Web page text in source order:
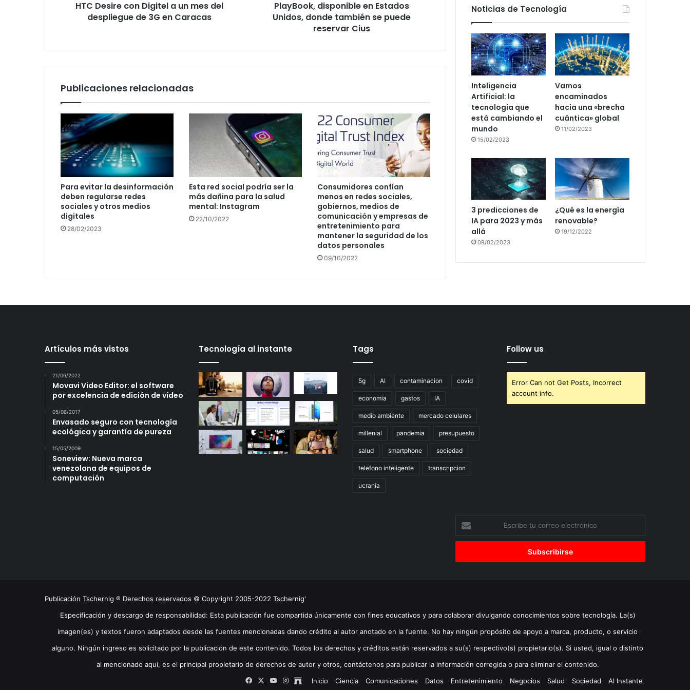
HTC Desire con Digitel a un mes del
despliegue de 3G en Caracas
reservarPlayBook, disponible en Estados
Unidos, donde también se puede
reservar Cius
Publicaciones relacionadas
Para evitar la desinformación
deben regularse redes
sociales y otros medios
digitales
28/02/2023
Esta red social podría ser la
más dañina para la salud
mental: Instagram
22/10/2022
Consumidores confían
menos en redes sociales,
gobiernos, medios de
comunicación y empresas de
entretenimiento para
mantener la seguridad de los
datos personales
09/10/2022
Noticias de Tecnología
Inteligencia
Artificial: la
tecnología que
está cambiando el
mundo
15/02/2023
Vamos
encaminados
hacia una «brecha
cuántica» global
11/02/2023
3 predicciones de
IA para 2023 y más
allá
09/02/2023
¿Qué es la energía
renovable?
19/12/2022
Artículos más vistos
21/06/2022
Movavi Video Editor: el software
por excelencia de edición de vídeo
05/08/2017
Envasado seguro con tecnología
ecológica y garantía de pureza
15/05/2009
Soneview: Nueva marca
venezolana de equipos de
computación
Tecnología al instante Tags
5g AI contaminacion covid
economia gastos IA
medio ambiente mercado celulares
millenial pandemia presupuesto
salud smartphone sociedad
telefono inteligente transcripcion
ucrania
Follow us
Error Can not Get Posts, Incorrect
account info.
correo
Publicación Tschernig ® Derechos reservados © Copyright 2005-2022 Tschernig'
Especificación y descargo de responsabilidad: Esta publicación fue compartida únicamente con fines educativos y para colaborar divulgando conocimientos sobre tecnología. La(s)
imagen(es) y textos fueron adaptados desde las fuentes mencionadas dando crédito al autor anotado en la fuente. No hay ningún propósito de apoyo a marca, producto, o servicio
alguno. Ningún ingreso es solicitado por la publicación de este contenido. Todos los derechos y créditos están reservados a su(s) respectivo(s) propietario(s). Si usted, igual o distinto
al mencionado aquí, es el principal propietario de derechos de autor y otros, contáctenos para publicar la información corregida o para eliminar el contenido.
Inicio
Ciencia Comunicaciones Datos Entretenimiento Negocios Salud Sociedad Al Instante
Facebook
X YouTube
Instagram
Archive